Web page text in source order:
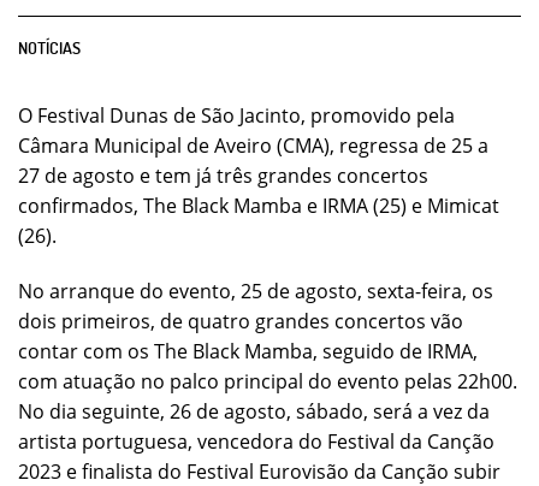
NOTÍCIAS
O Festival Dunas de São Jacinto, promovido pela
Câmara Municipal de Aveiro (CMA), regressa de 25 a
27 de agosto e tem já três grandes concertos
confirmados, The Black Mamba e IRMA (25) e Mimicat
(26).
No arranque do evento, 25 de agosto, sexta-feira, os
dois primeiros, de quatro grandes concertos vão
contar com os The Black Mamba, seguido de IRMA,
com atuação no palco principal do evento pelas 22h00.
No dia seguinte, 26 de agosto, sábado, será a vez da
artista portuguesa, vencedora do Festival da Canção
2023 e finalista do Festival Eurovisão da Canção subir